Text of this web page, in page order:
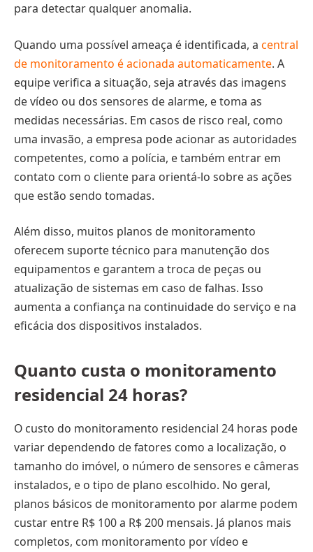
para detectar qualquer anomalia.
Quando uma possível ameaça é identificada, a central
de monitoramento é acionada automaticamente. A
equipe verifica a situação, seja através das imagens
de vídeo ou dos sensores de alarme, e toma as
medidas necessárias. Em casos de risco real, como
uma invasão, a empresa pode acionar as autoridades
competentes, como a polícia, e também entrar em
contato com o cliente para orientá-lo sobre as ações
que estão sendo tomadas.
Além disso, muitos planos de monitoramento
oferecem suporte técnico para manutenção dos
equipamentos e garantem a troca de peças ou
atualização de sistemas em caso de falhas. Isso
aumenta a confiança na continuidade do serviço e na
eficácia dos dispositivos instalados.
Quanto custa o monitoramento
residencial 24 horas?
O custo do monitoramento residencial 24 horas pode
variar dependendo de fatores como a localização, o
tamanho do imóvel, o número de sensores e câmeras
instalados, e o tipo de plano escolhido. No geral,
planos básicos de monitoramento por alarme podem
custar entre R$ 100 a R$ 200 mensais. Já planos mais
completos, com monitoramento por vídeo e